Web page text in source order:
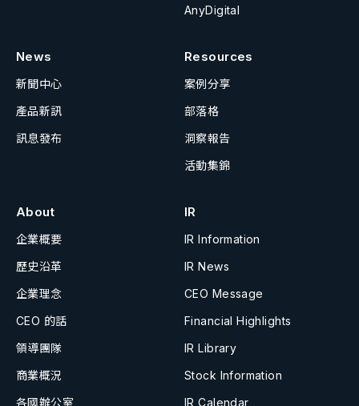
AnyDigital
News
新聞中心
產品新訊
訊息發布
Resources
案例分享
部落格
洞察報告
活動集錦
About
企業概要
歷史沿革
企業理念
CEO 的話
領導團隊
商業概況
各國辦公室
IR
IR Information
IR News
CEO Message
Financial Highlights
IR Library
Stock Information
IR Calendar